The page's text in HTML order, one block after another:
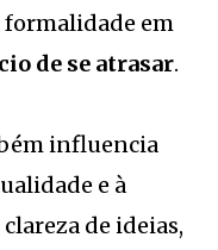
formalidade em
de se atrasar.
influencia
e à
de ideias,